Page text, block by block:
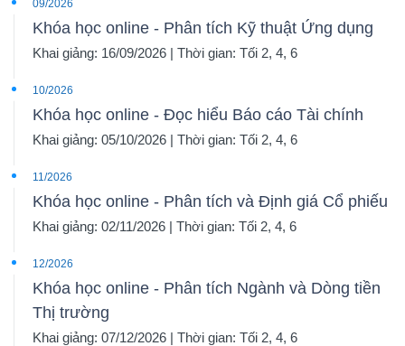
09/2026
Khóa học online - Phân tích Kỹ thuật Ứng dụng
Khai giảng: 16/09/2026 | Thời gian: Tối 2, 4, 6
10/2026
Khóa học online - Đọc hiểu Báo cáo Tài chính
Khai giảng: 05/10/2026 | Thời gian: Tối 2, 4, 6
11/2026
Khóa học online - Phân tích và Định giá Cổ phiếu
Khai giảng: 02/11/2026 | Thời gian: Tối 2, 4, 6
12/2026
Khóa học online - Phân tích Ngành và Dòng tiền
Thị trường
Khai giảng: 07/12/2026 | Thời gian: Tối 2, 4, 6